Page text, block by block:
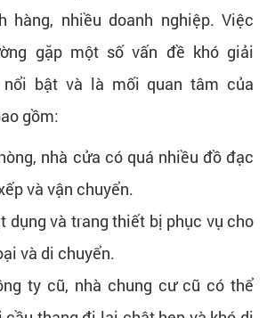
hàng, nhiều doanh nghiệp. Việc
gặp một số vấn đề khó giải
nổi bật và là mối quan tâm của
gồm:
nhà cửa có quá nhiều đồ đạc
và vận chuyển.
dụng và trang thiết bị phục vụ cho
và di chuyển.
ty cũ, nhà chung cư cũ có thể